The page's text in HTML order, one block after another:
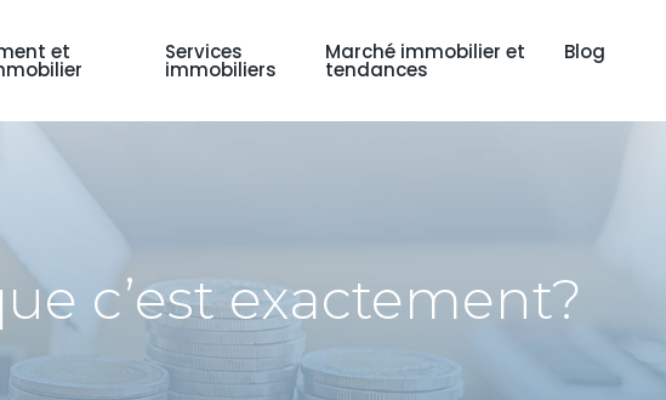
et Services
immobiliers
Marché immobilier et
tendances
Blog
c’est exactement?